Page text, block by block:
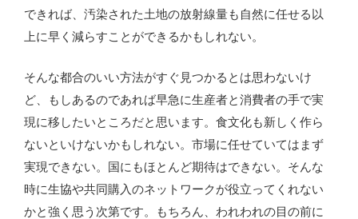
できれば、汚染された土地の放射線量も自然に任せる以
上に早く減らすことができるかもしれない。
そんな都合のいい方法がすぐ見つかるとは思わないけ
ど、もしあるのであれば早急に生産者と消費者の手で実
現に移したいところだと思います。食文化も新しく作ら
ないといけないかもしれない。市場に任せていてはまず
実現できない。国にもほとんど期待はできない。そんな
時に生協や共同購入のネットワークが役立ってくれない
かと強く思う次第です。もちろん、われわれの目の前に